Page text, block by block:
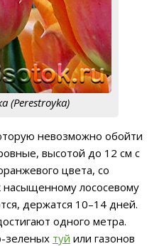
(Perestroyka)
невозможно обойти
высотой до 12 см с
цвета, со
насыщенному лососевому
держатся 10–14 дней.
одного метра.
зеленых туй или газонов